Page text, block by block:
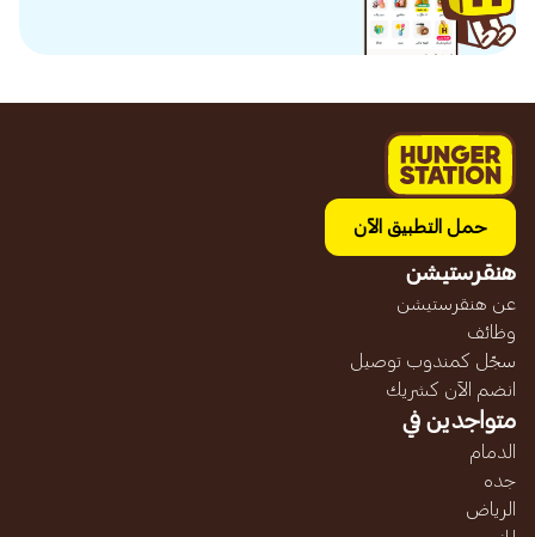
حمل التطبيق الآن
هنقرستيشن
عن هنقرستيشن
وظائف
سجّل كمندوب توصيل
انضم الآن كشريك
متواجدين في
الدمام
جده
الرياض